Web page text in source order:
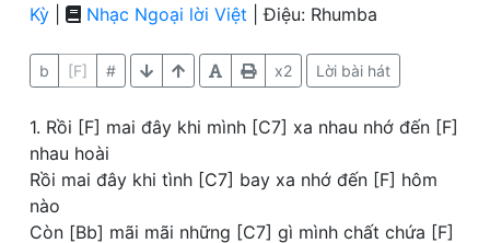
Kỳ
Nhạc Ngoại lời Việt | Điệu: Rhumba
b [F] # x2 Lời bài hát
1. Rồi [F] mai đây khi mình [C7] xa nhau nhớ đến [F]
nhau hoài
Rồi mai đây khi tình [C7] bay xa nhớ đến [F] hôm
nào
Còn [Bb] mãi mãi những [C7] gì mình chất chứa [F]